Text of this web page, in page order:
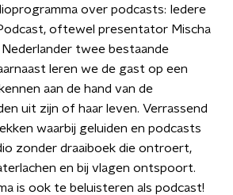
over podcasts: Iedere
oftewel presentator Mischa
Nederlander twee bestaande
leren we de gast op een
aan de hand van de
uit zijn of haar leven. Verrassend
waarbij geluiden en podcasts
zonder draaiboek die ontroert,
en bij vlagen ontspoort.
is ook te beluisteren als podcast!